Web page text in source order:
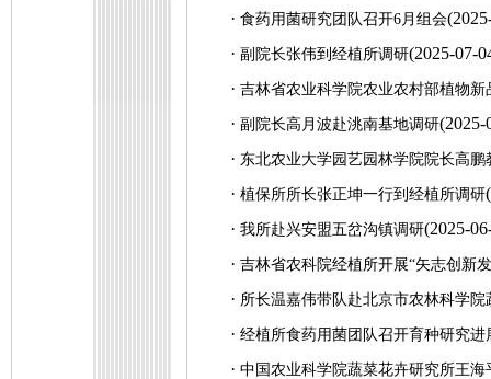
·食药用菌研究团队召开6月组会
·副院长张伟到经植所调研(2025-07-
·吉林省农业科学院农业农村部植物
·副院长高月波赴洮南基地调研(2025-
· 东北农业大学园艺园林学院院长高
·植保所所长张正坤一行到经植所调研
·我所赴兴安盟五岔沟镇调研(2025-
·吉林省农科院经植所开展“矢志创新
· 所长温嘉伟带队赴北京市农林科学
·经植所食药用菌团队召开育种研究
·中国农业科学院蔬菜花卉研究所王